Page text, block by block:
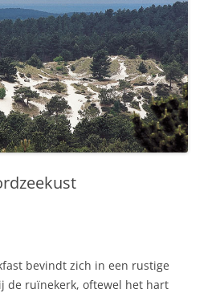
bevindt zich in een rustige
de ruïnekerk, oftewel het hart